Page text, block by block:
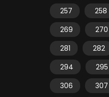
257
258
269
270
281
282
294
295
306
307